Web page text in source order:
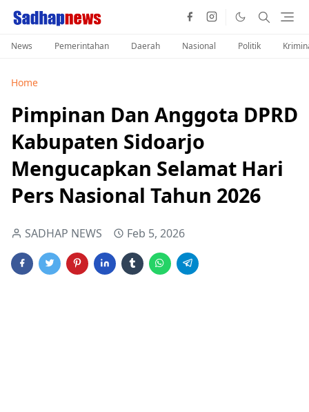
News Pemerintahan Daerah Nasional Politik
Home
Pimpinan Dan Anggota DPRD
Kabupaten Sidoarjo
Mengucapkan Selamat Hari
Pers Nasional Tahun 2026
SADHAP NEWS Feb 5, 2026